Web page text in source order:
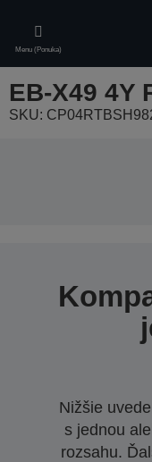
main
content
Menu (Ponuka)
EB-X49 4Y
SKU:
Nižšie
s jednou
rozsahu.